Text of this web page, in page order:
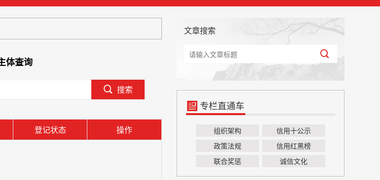
体查询
搜索
登记状态 操作
文章搜索
专栏直通车
组织架构
信用十公示
政策法规
信用红黑榜
联合奖惩
诚信文化